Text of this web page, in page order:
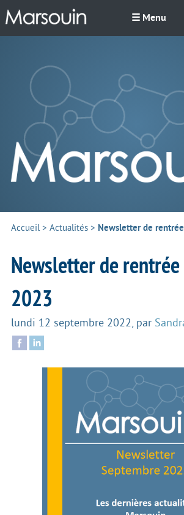
☰ Menu
Accueil> Actualités > Newsletter de
Newsletter de
2023
lundi 12 septembre 2022, par